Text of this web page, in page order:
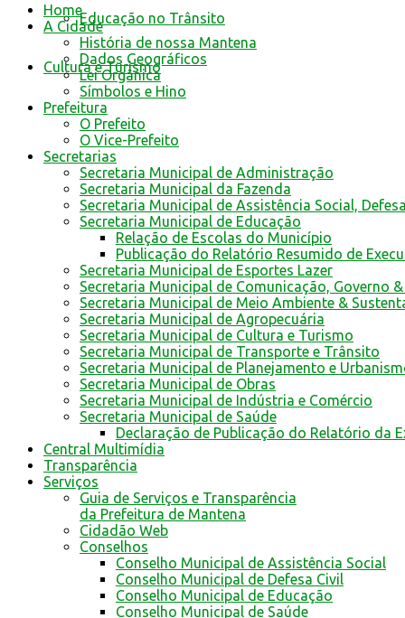
Educação no Trânsito
Cultura e Turismo
Home
A Cidade
História de nossa Mantena
Dados Geográficos
Lei Orgânica
Símbolos e Hino
Prefeitura
O Prefeito
O Vice-Prefeito
Secretarias
Secretaria Municipal de Administração
Secretaria Municipal da Fazenda
Secretaria Municipal de Assistência Social,
Secretaria Municipal de Educação
Relação de Escolas do Município
Publicação do Relatório Resumido de
Secretaria Municipal de Esportes Lazer
Secretaria Municipal de Comunicação, Governo
Secretaria Municipal de Meio Ambiente &
Secretaria Municipal de Agropecuária
Secretaria Municipal de Cultura e Turismo
Secretaria Municipal de Transporte e Trânsito
Secretaria Municipal de Planejamento e
Secretaria Municipal de Obras
Secretaria Municipal de Indústria e Comércio
Secretaria Municipal de Saúde
Declaração de Publicação do Relatório da
Central Multimídia
Transparência
Serviços
Guia de Serviços e Transparência
da Prefeitura de Mantena
Cidadão Web
Conselhos
Conselho Municipal de Assistência Social
Conselho Municipal de Defesa Civil
Conselho Municipal de Educação
Conselho Municipal de Saúde